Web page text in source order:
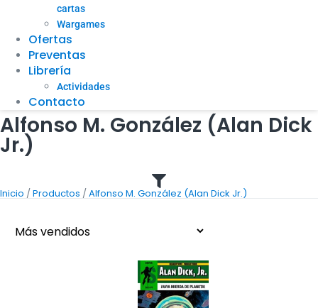
cartas
Wargames
Ofertas
Preventas
Librería
Actividades
Contacto
Alfonso M. González (Alan Dick
Jr.)
Inicio /Productos /Alfonso M. González (Alan Dick Jr.)